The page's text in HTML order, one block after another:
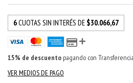
6CUOTAS SIN INTERÉS DE $30.066,67
15% de descuento pagando con
VER MEDIOS DE PAGO